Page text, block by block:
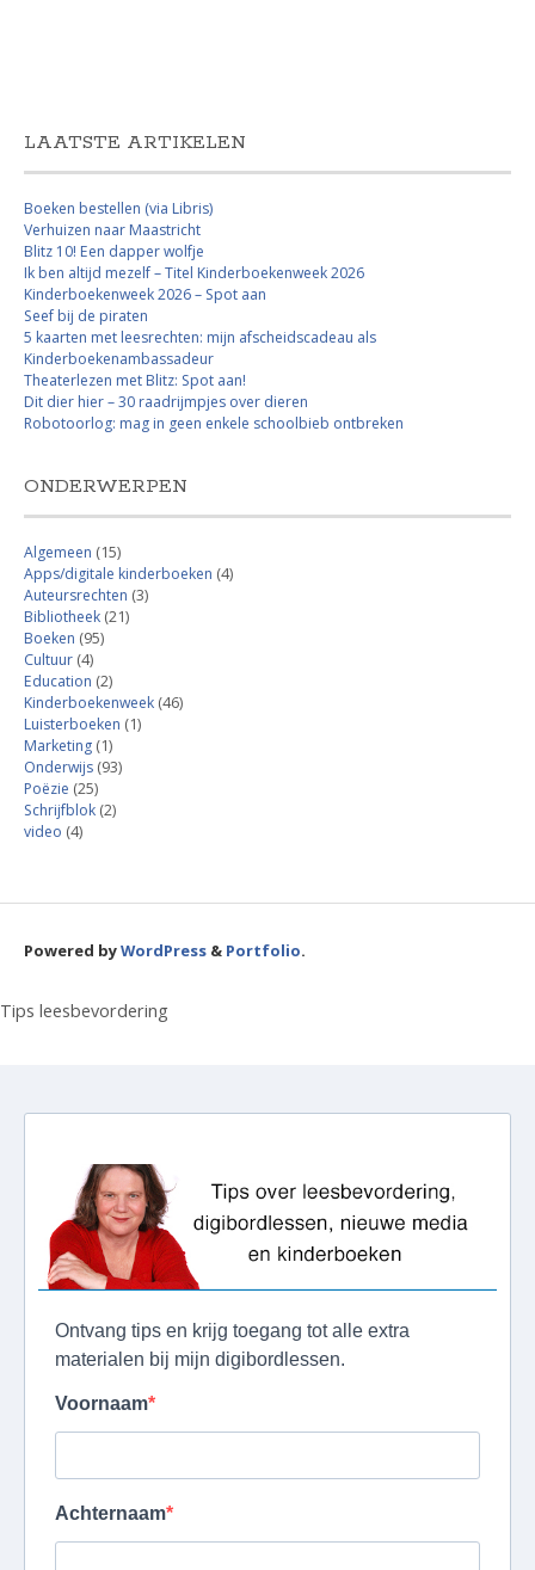
LAATSTE ARTIKELEN
Boeken bestellen (via Libris)
Verhuizen naar Maastricht
Blitz 10! Een dapper wolfje
Ik ben altijd mezelf – Titel Kinderboekenweek 2026
Kinderboekenweek 2026 – Spot aan
Seef bij de piraten
5 kaarten met leesrechten: mijn afscheidscadeau als
Kinderboekenambassadeur
Theaterlezen met Blitz: Spot aan!
Dit dier hier – 30 raadrijmpjes over dieren
Robotoorlog: mag in geen enkele schoolbieb ontbreken
ONDERWERPEN
Algemeen (15)
Apps/digitale kinderboeken (4)
Auteursrechten (3)
Bibliotheek (21)
Boeken (95)
Cultuur (4)
Education (2)
Kinderboekenweek (46)
Luisterboeken (1)
Marketing (1)
Onderwijs (93)
Poëzie (25)
Schrijfblok (2)
video (4)
Powered byWordPress & Portfolio.
Tips leesbevordering